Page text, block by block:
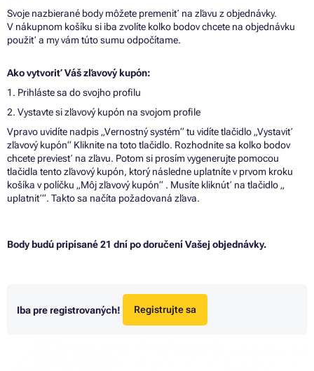
Svoje nazbierané body môžete premeniť na zľavu z objednávky.
V nákupnom košíku si iba zvolíte koľko bodov chcete na objednávku
použiť a my vám túto sumu odpočítame.
Ako vytvoriť Váš zľavový kupón:
1. Prihláste sa do svojho profilu
2. Vystavte si zľavový kupón na svojom profile
Vpravo uvidíte nadpis „Vernostný systém“ tu vidíte tlačidlo „Vystaviť
zľavový kupón“ Kliknite na toto tlačidlo. Rozhodnite sa koľko bodov
chcete previesť na zľavu. Potom si prosím vygenerujte pomocou
tlačidla tento zľavový kupón, ktorý následne uplatníte v prvom kroku
košíka v políčku „Môj zľavový kupón“ . Musíte kliknúť na tlačidlo „
uplatniť“. Takto sa načíta požadovaná zľava.
Body budú pripísané 21 dní po doručení Vašej objednávky.
Iba pre registrovaných! Registrujte sa